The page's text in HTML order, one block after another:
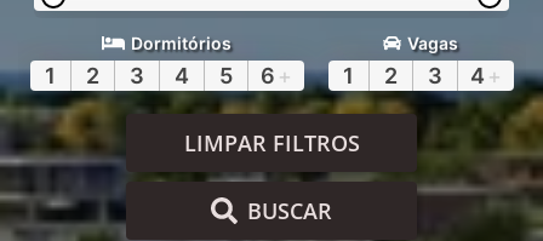
Dormitórios
1 2 3 4 5 6 +
Vagas
1 2 3 4 +
LIMPAR FILTROS
BUSCAR